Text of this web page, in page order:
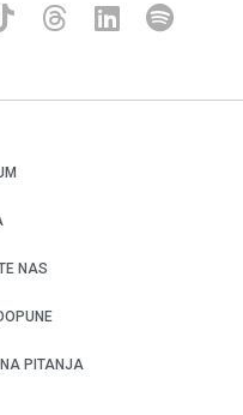
NAS
PITANJA